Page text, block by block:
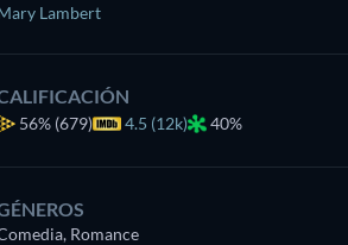
Lambert
56% (679) 4.5 (12k) 40%
Romance